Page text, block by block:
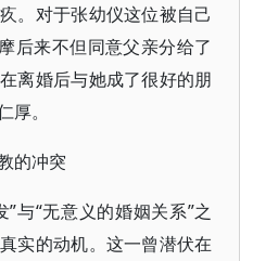
。对于张幼仪这位被自己
后来不但同意父亲分给了
离婚后与她成了很好的朋
。
的冲突
与“无意义的婚姻关系”之
实的动机。这一曾潜伏在